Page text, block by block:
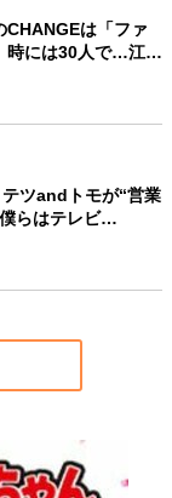
CHANGEは「ファ
時には30人で…江…
ツandトモが“営業
らはテレビ…